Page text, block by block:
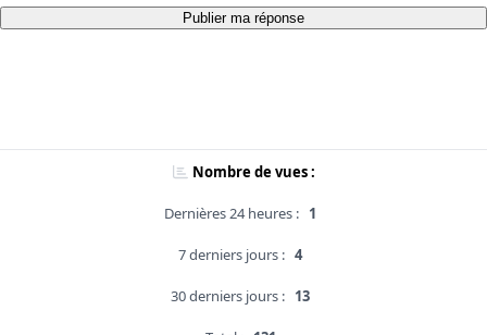
Publier ma réponse
Nombre de vues :
Dernières 24 heures : 1
7 derniers jours : 4
30 derniers jours : 13